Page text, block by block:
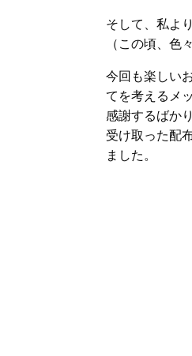
そして、私よ
（この頃、色
今回も楽しい
てを考えるメ
感謝するばか
受け取った配
ました。